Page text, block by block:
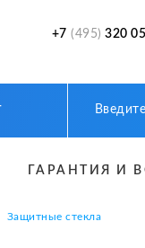
+7 (495) 320
ГАРАНТИЯ И
Защитные стекла